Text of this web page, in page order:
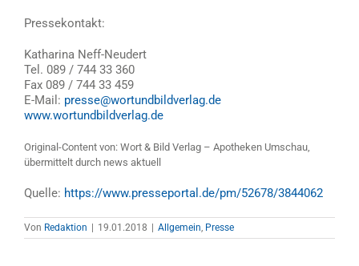
Pressekontakt:
Katharina Neff-Neudert
Tel. 089 / 744 33 360
Fax 089 / 744 33 459
E-Mail: presse@wortundbildverlag.de
www.wortundbildverlag.de
Original-Content von: Wort & Bild Verlag – Apotheken Umschau,
übermittelt durch news aktuell
Quelle: https://www.presseportal.de/pm/52678/3844062
Von Redaktion | 19.01.2018 | Allgemein Presse